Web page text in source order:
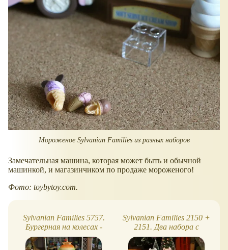
Мороженое Sylvanian Families из разных наборов
Замечательная машина, которая может быть и обычной
машинкой, и магазинчиком по продаже мороженого!
Фото: toybytoy.com.
Sylvanian Families 5757.
Бургерная на колесах -
обзор, фото
Sylvanian Families 2150 +
2151. Два набора с
кошками керл - обзор,
фото